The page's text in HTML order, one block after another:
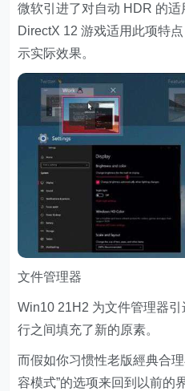
微软引进了对自动 HDR 的适
DirectX 12 游戏适用此项特
示实际效果。
文件管理器
Win10 21H2 为文件管理器
行之间填充了新的原素。
而假如你习惯性老版經典合
容模式”的选项来回到以前的